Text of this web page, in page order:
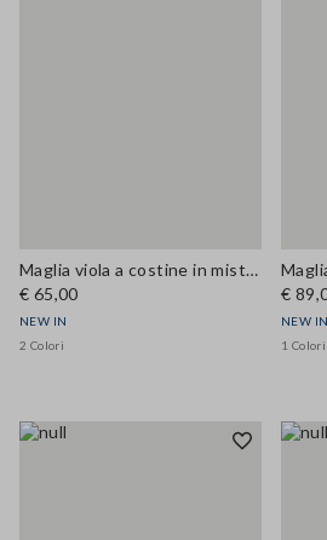
Maglia viola a costine in misto lyocell e seta fitted
€ 65,00
NEW IN
2 Colori
€
NEW IN
1 Colori